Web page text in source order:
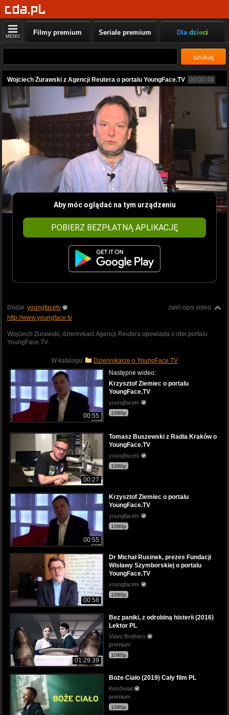
MENU Filmy premium Seriale premium Dla dzieci
szukaj
Wojciech Żurawski z Agencji Reutera o portalu YoungFace.TV 00:00:49
Aby móc oglądać na tym urządzeniu
POBIERZ BEZPŁATNĄ APLIKACJĘ
zwiń opis video
Dodał: youngfacetv
http://www.youngface.tv
Wojciech Żurawski, dziennikarz Agencji Reutera opowiada o idei portalu
YoungFace.TV.
W katalogu: Dziennikarze o YoungFace.TV
00:55
Następne wideo:
Krzysztof Ziemiec o portalu
YoungFace.TV
youngfacetv
1080p
00:27
Tomasz Buszewski z Radia Kraków o
YoungFace.TV
youngfacetv
1080p
00:55
Krzysztof Ziemiec o portalu
YoungFace.TV
youngfacetv
1080p
00:58
Dr Michał Rusinek, prezes Fundacji
Wisławy Szymborskiej o portalu
YoungFace.TV
youngfacetv
1080p
01:29:39
Bez paniki, z odrobiną histerii (2016)
Lektor PL
Video Brothers
premium
1080p
Boże Ciało (2019) Cały film PL
KinoSwiat
premium
1080p